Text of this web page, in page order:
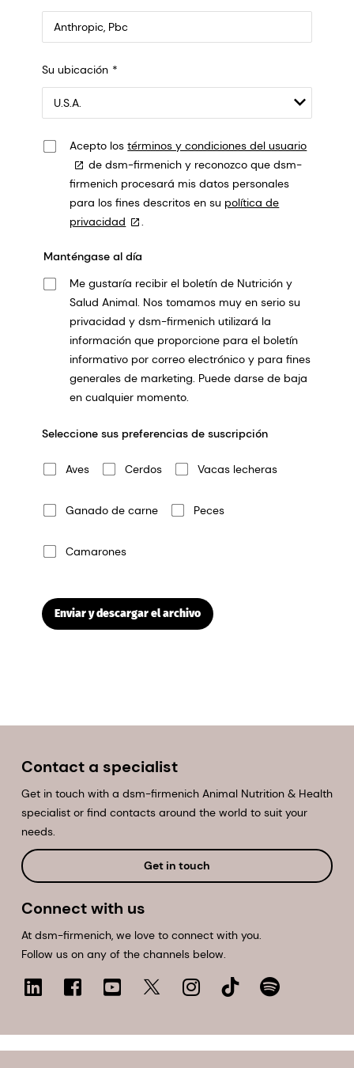
548 Market St Pmb 90375, San Francisco, California, US
Su ubicación
Acepto lostérminos y condiciones del usuario
de dsm-firmenich y reconozco que dsm-
firmenich procesará mis datos personales
para los fines descritos en su política de
privacidad
.
Manténgase al día
Me gustaría recibir el boletín de Nutrición y
Salud Animal. Nos tomamos muy en serio su
privacidad y dsm-firmenich utilizará la
información que proporcione para el boletín
informativo por correo electrónico y para fines
generales de marketing. Puede darse de baja
en cualquier momento.
Seleccione sus preferencias de suscripción
Aves Cerdos Vacas lecheras
Ganado de carne Peces
Camarones
Enviar y descargar el archivo
Contact a specialist
Get in touch with a dsm-firmenich Animal Nutrition & Health
specialist or find contacts around the world to suit your
needs.
Get in touch
Connect with us
At dsm-firmenich, we love to connect with you.
Follow us on any of the channels below.